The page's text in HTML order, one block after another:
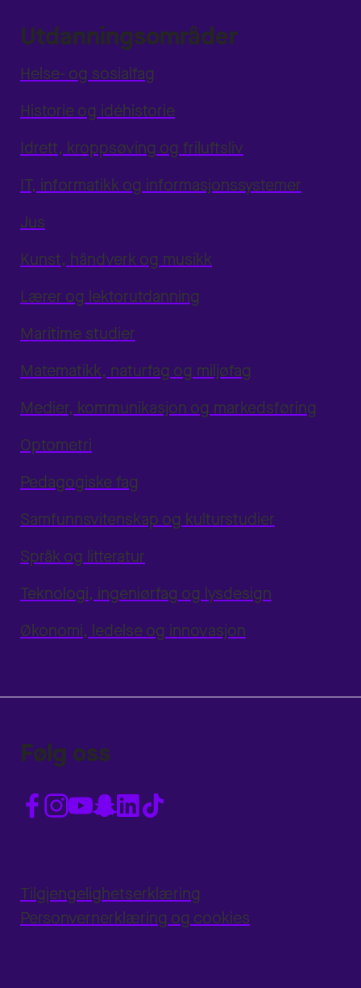
Utdanningsområder
Helse- og sosialfag
Historie og idéhistorie
Idrett, kroppsøving og friluftsliv
IT, informatikk og informasjonssystemer
Jus
Kunst, håndverk og musikk
Lærer og lektorutdanning
Maritime studier
Matematikk, naturfag og miljøfag
Medier, kommunikasjon og markedsføring
Optometri
Pedagogiske fag
Samfunnsvitenskap og kulturstudier
Språk og litteratur
Teknologi, ingeniørfag og lysdesign
Økonomi, ledelse og innovasjon
Følg oss
Tilgjengelighetserklæring
Personvernerklæring og cookies